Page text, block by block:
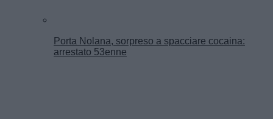
Porta Nolana, sorpreso a spacciare cocaina:
arrestato 53enne